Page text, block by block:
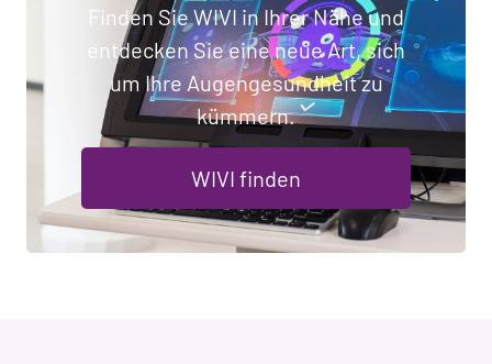
Finden Sie WIVI in Ihrer Nähe und
entdecken Sie eine neue Art, sich
um Ihre Augengesundheit zu
kümmern.
WIVI finden